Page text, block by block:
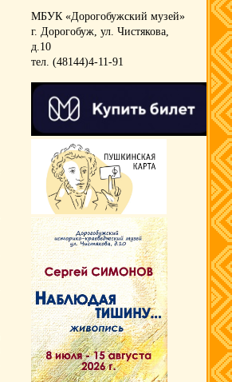
МБУК «Дорогобужский музей»
г. Дорогобуж, ул. Чистякова,
д.10
тел. (48144)4-11-91